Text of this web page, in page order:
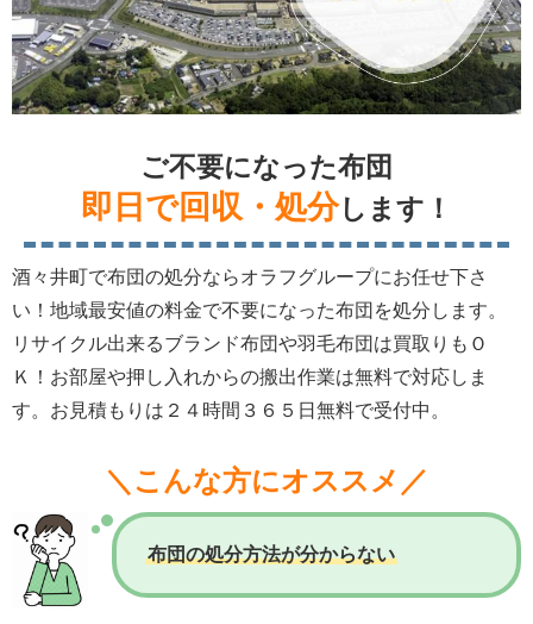
ご不要になった布団
即日で回収・処分します！
酒々井町で布団の処分ならオラフグループにお任せ下さ
い！地域最安値の料金で不要になった布団を処分します。
リサイクル出来るブランド布団や羽毛布団は買取りもＯ
Ｋ！お部屋や押し入れからの搬出作業は無料で対応しま
す。お見積もりは２４時間３６５日無料で受付中。
＼こんな方にオススメ／
布団の処分方法が分からない